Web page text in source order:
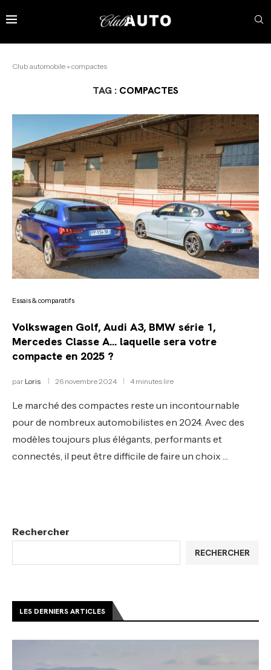
Club automobile » compactes
TAG : COMPACTES
Essais & comparatifs
Volkswagen Golf, Audi A3, BMW série 1,
Mercedes Classe A… laquelle sera votre
compacte en 2025 ?
par Loris 26 novembre 2024 4 minutes lire
Le marché des compactes reste un incontournable
pour de nombreux automobilistes en 2024. Avec des
modèles toujours plus élégants, performants et
connectés, il peut être difficile de faire un choix …
Rechercher
RECHERCHER
LES DERNIERS ARTICLES